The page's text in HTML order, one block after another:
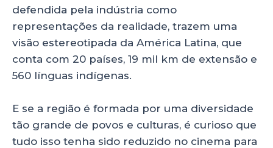
defendida pela indústria como
representações da realidade, trazem uma
visão estereotipada da América Latina, que
conta com 20 países, 19 mil km de extensão e
560 línguas indígenas.
E se a região é formada por uma diversidade
tão grande de povos e culturas, é curioso que
tudo isso tenha sido reduzido no cinema para